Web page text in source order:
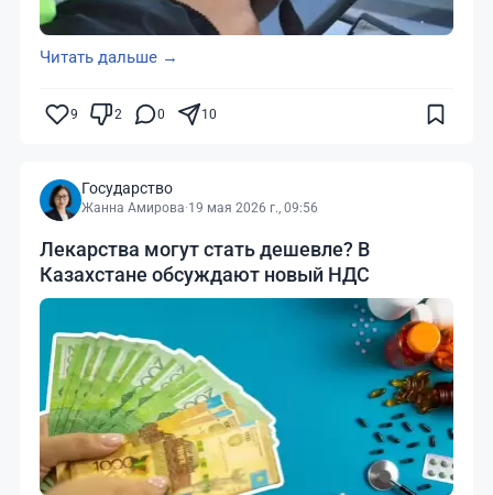
Читать дальше →
9 2 0 10
Государство
Жанна Амирова·19 мая 2026 г., 09:56
Лекарства могут стать дешевле? В
Казахстане обсуждают новый НДС